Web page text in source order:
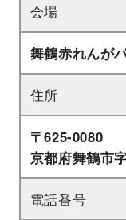
会場
舞鶴赤れんが
住所
〒625-0080
京都府舞鶴市
電話番号